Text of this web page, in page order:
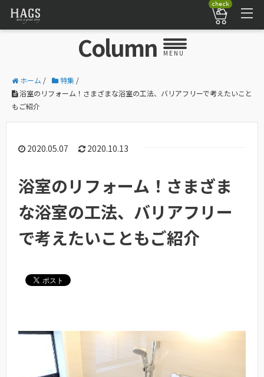
check
Column MENU
ホーム / 特集 /
浴室のリフォーム！さまざまな浴室の工法、バリアフリーで考えたいこと
もご紹介
2020.05.07 2020.10.13
浴室のリフォーム！さまざま
な浴室の工法、バリアフリー
で考えたいこともご紹介